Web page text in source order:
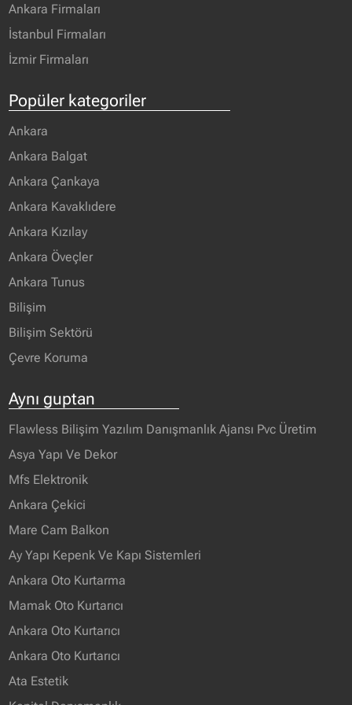
Ankara Firmaları
İstanbul Firmaları
İzmir Firmaları
Popüler kategoriler
Ankara
Ankara Balgat
Ankara Çankaya
Ankara Kavaklıdere
Ankara Kızılay
Ankara Öveçler
Ankara Tunus
Bilişim
Bilişim Sektörü
Çevre Koruma
Aynı guptan
Flawless Bilişim Yazılım Danışmanlık Ajansı Pvc Üretim
Asya Yapı Ve Dekor
Mfs Elektronik
Ankara Çekici
Mare Cam Balkon
Ay Yapı Kepenk Ve Kapı Sistemleri
Ankara Oto Kurtarma
Mamak Oto Kurtarıcı
Ankara Oto Kurtarıcı
Ankara Oto Kurtarıcı
Ata Estetik